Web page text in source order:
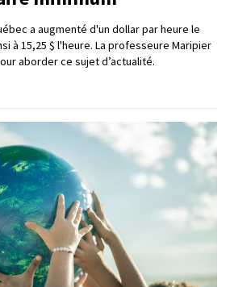
a augmenté d'un dollar par heure le
à 15,25 $ l'heure. La professeure Maripier
aborder ce sujet d’actualité.